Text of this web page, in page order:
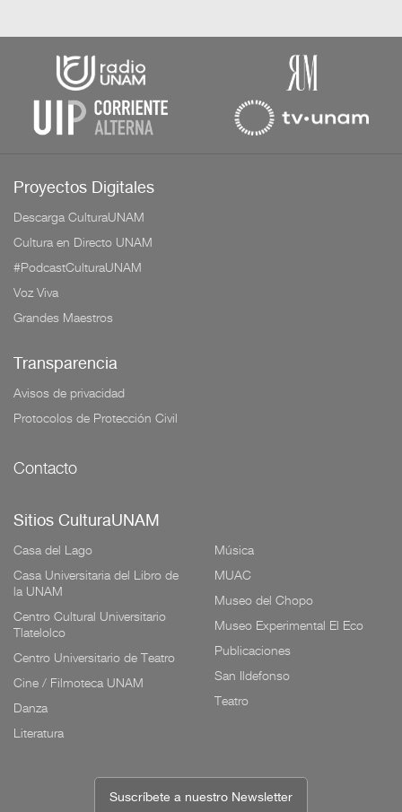
Proyectos Digitales
Descarga CulturaUNAM
Cultura en Directo UNAM
#PodcastCulturaUNAM
Voz Viva
Grandes Maestros
Transparencia
Avisos de privacidad
Protocolos de Protección Civil
Contacto
Sitios CulturaUNAM
Casa del Lago
Casa Universitaria del Libro de
la UNAM
Centro Cultural Universitario
Tlatelolco
Centro Universitario de Teatro
Cine / Filmoteca UNAM
Danza
Literatura
Música
MUAC
Museo del Chopo
Museo Experimental El Eco
Publicaciones
San Ildefonso
Teatro
Suscríbete a nuestro Newsletter